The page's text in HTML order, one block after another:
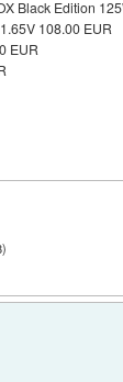
Black Edition
108.00 EUR
EUR
)